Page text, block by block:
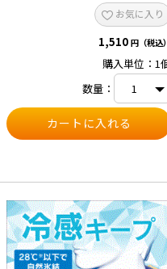
お気に入り
1,510 円（税込）
購入単位：1
数量：